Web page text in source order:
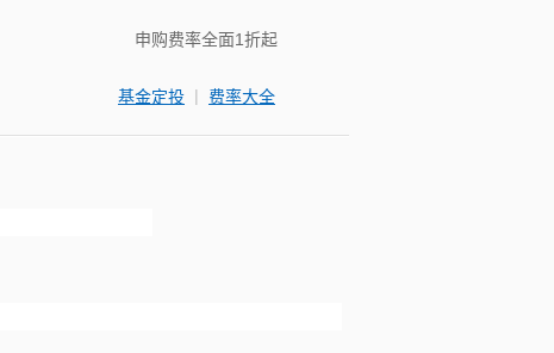
申购费率全面1折起
基金定投 | 费率大全